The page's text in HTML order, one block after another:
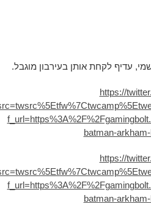
עדיף לקחת אותן בעירבון מוגבל.
https://
batman-
https://
batman-